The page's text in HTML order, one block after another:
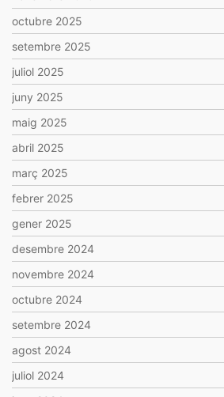
octubre 2025
setembre 2025
juliol 2025
juny 2025
maig 2025
abril 2025
març 2025
febrer 2025
gener 2025
desembre 2024
novembre 2024
octubre 2024
setembre 2024
agost 2024
juliol 2024